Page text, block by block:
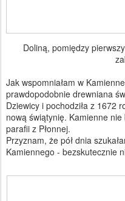
Doliną, pomiędzy
Jak wspomniałam w
prawdopodobnie drewniana
Dziewicy i pochodziła z 1672
nową świątynię. Kamienne
parafii z Płonnej.
Przyznam, że pół dnia
Kamiennego - bezskutecznie